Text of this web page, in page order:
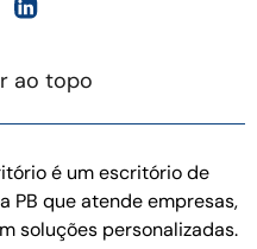
ao topo
é um escritório de
PB que atende empresas,
soluções personalizadas.